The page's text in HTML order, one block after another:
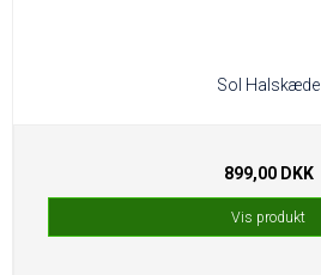
Sol Halskæde
899,00 DKK
Vis produkt